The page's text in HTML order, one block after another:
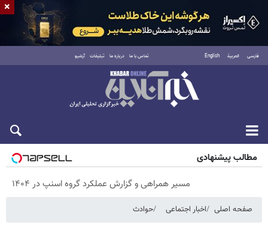
فارسی العربية English تماس با ما درباره ما تبلیغات آرشیو
پنجشنبه ۱۵ مرداد ۱۴۰۵
مطالب پیشنهادی
مسیر همراهی و گزارش عملکرد گروه اسنپ در ۱۴۰۴
صفحه اصلی اخبار اجتماعی حوادث
×